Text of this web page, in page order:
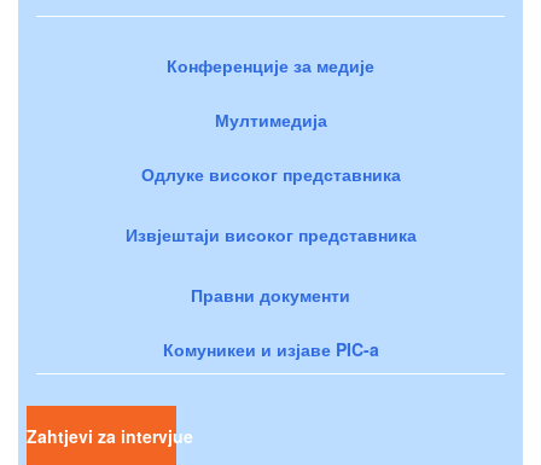
Конференције за медије
Мултимедија
Одлуке високог представника
Извјештаји високог представника
Правни документи
Комуникеи и изјаве PIC-a
Zahtjevi za intervjue